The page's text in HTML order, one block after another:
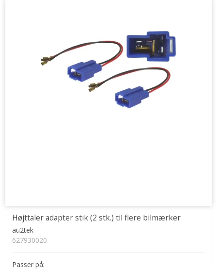
Højttaler adapter stik (2 stk.) til flere bilmærker
au2tek
627930020
Passer på: